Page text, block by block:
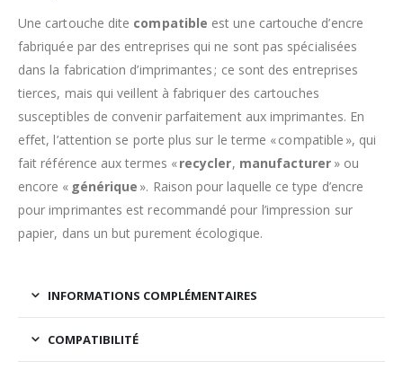
Une cartouche dite compatible est une cartouche d’encre
fabriquée par des entreprises qui ne sont pas spécialisées
dans la fabrication d’imprimantes ; ce sont des entreprises
tierces, mais qui veillent à fabriquer des cartouches
susceptibles de convenir parfaitement aux imprimantes. En
effet, l’attention se porte plus sur le terme « compatible », qui
fait référence aux termes «recycler, manufacturer » ou
encore « générique ». Raison pour laquelle ce type d’encre
pour imprimantes est recommandé pour l’impression sur
papier, dans un but purement écologique.
INFORMATIONS COMPLÉMENTAIRES
COMPATIBILITÉ